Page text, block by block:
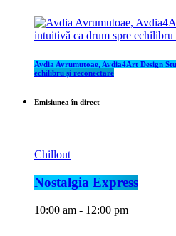
Avdia Avrumutoae, Avdia4Art Design
echilibru și reconectare
Emisiunea în direct
Chillout
Nostalgia Express
10:00 am - 12:00 pm